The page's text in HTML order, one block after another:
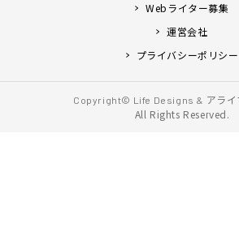
Webライター募集
運営会社
プライバシーポリシー
Copyright© Life Designs & アラ
All Rights Reserved.